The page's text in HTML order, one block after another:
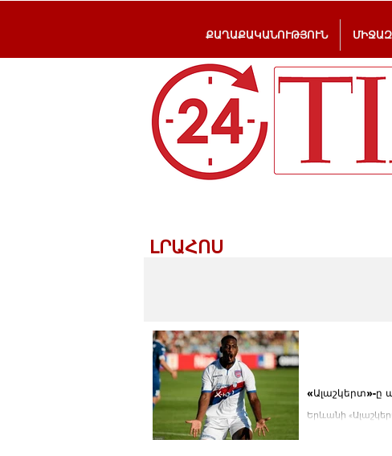
ՔԱՂԱՔԱԿԱՆՈՒԹՅՈՒՆ
ԼՐԱՀՈՍ
«Ալաշկերտ»-ը
Երևանի